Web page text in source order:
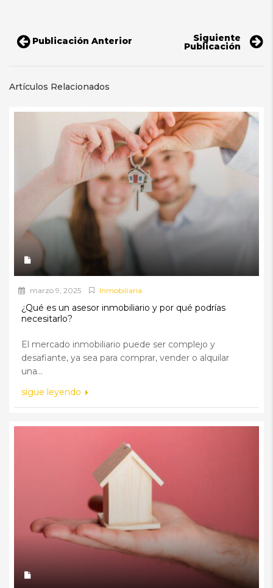
Publicación Anterior Siguiente
Publicación
Artículos Relacionados
marzo 9, 2025 Inmobiliaria
¿Qué es un asesor inmobiliario y por qué podrías
necesitarlo?
El mercado inmobiliario puede ser complejo y
desafiante, ya sea para comprar, vender o alquilar
una...
sigue leyendo